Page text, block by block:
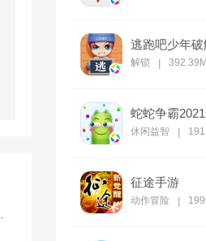
逃跑吧少年破
解锁 392.39M
蛇蛇争霸
休闲益智
征途手游
动作冒险